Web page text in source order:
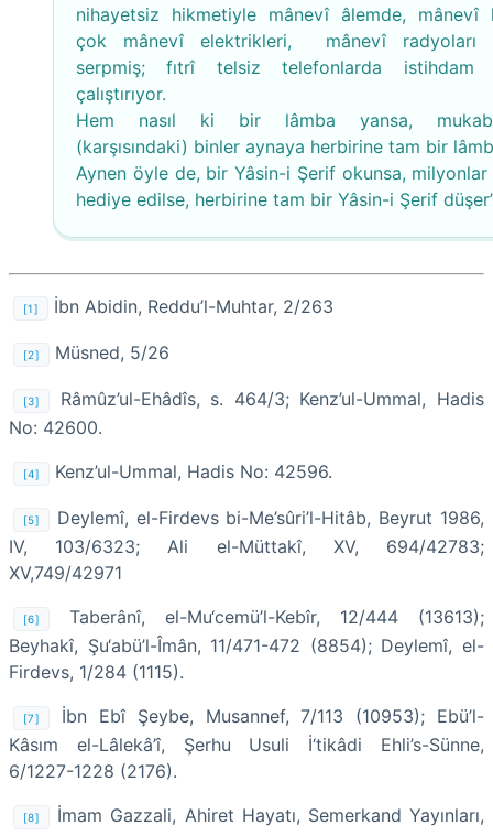
nihayetsiz hikmetiyle mânevî âlemde, mânevî
çok mânevî elektrikleri, mânevî radyoları
serpmiş; fıtrî telsiz telefonlarda istihdam
çalıştırıyor.
Hem nasıl ki bir lâmba yansa,
(karşısındaki) binler aynaya herbirine tam bir
Aynen öyle de, bir Yâsin-i Şerif okunsa, milyonlar
hediye edilse, herbirine tam bir Yâsin-i Şerif
[1] İbn Abidin, Reddu’l-Muhtar, 2/263
[2] Müsned, 5/26
[3]
Râmûz’ul-Ehâdîs, s. 464/3; Kenz’ul-Ummal, Hadis
No: 42600.
[4] Kenz’ul-Ummal, Hadis No: 42596.
[5]
Deylemî, el-Firdevs bi-Me’sûri’l-Hitâb, Beyrut 1986,
IV, 103/6323; Ali el-Müttakî, XV, 694/42783;
XV,749/42971
[6]
Taberânî, el-Mu‘cemü’l-Kebîr, 12/444 (13613);
Beyhakî, Şu‘abü’l-Îmân, 11/471-472 (8854); Deylemî, el-
Firdevs, 1/284 (1115).
[7]
İbn Ebî Şeybe, Musannef, 7/113 (10953); Ebü’l-
Kâsım el-Lâlekâ’î, Şerhu Usuli İ‘tikâdi Ehli’s-Sünne,
6/1227-1228 (2176).
[8]
İmam Gazzali, Ahiret Hayatı, Semerkand Yayınları,